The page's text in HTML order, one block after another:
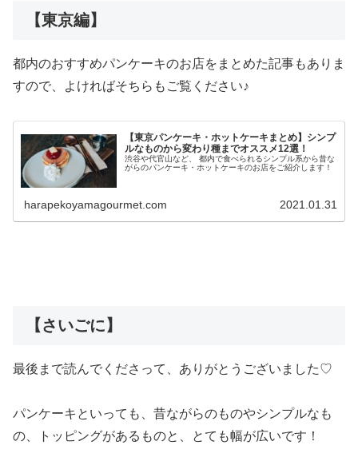
【東京編】
都内のおすすめパンケーキのお店をまとめた記事もありま
すので、よければそちらもご覧ください♪
【東京パンケーキ・ホットケーキまとめ】シンプ
ルなものから変わり種までオススメ12選！
渋谷や代官山など、 都内で食べられるシンプル系から昔な
がらのパンケーキ・ホットケーキのお店をご紹介します！
harapekoyamagourmet.com 2021.01.31
【さいごに】
最後まで読んでくださって、ありがとうございました♡
パンケーキといっても、昔ながらのものやシンプルなも
の、トッピングがあるものと、とても幅が広いです！